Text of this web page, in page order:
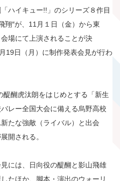
ハイキュー!!」のシリーズ８作目
翔″が、11月１日（金）から東
場にて上演されることが決
19日（月）に制作発表会見が行わ
醍醐虎汰朗をはじめとする「新生
レー全国大会に備える烏野高校
たな強敵（ライバル）と出会
開される。
には、日向役の醍醐と影山飛雄
たほか、脚本・演出のウォーリ